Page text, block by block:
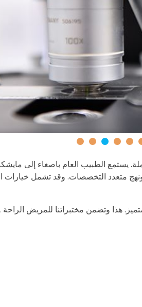
يستمع الطبيب العام باصغاء إلى
متعدد التخصصات. وقد تشمل خيارات
هذا وتضمن مختبراتنا للمريض